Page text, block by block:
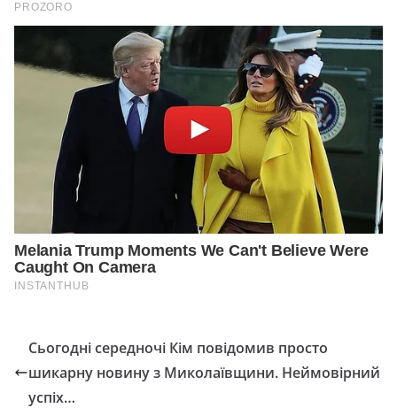
Сьогодні середночі Кім повідомив просто
шикарну новину з Миколаївщини. Неймовірний
успіх…